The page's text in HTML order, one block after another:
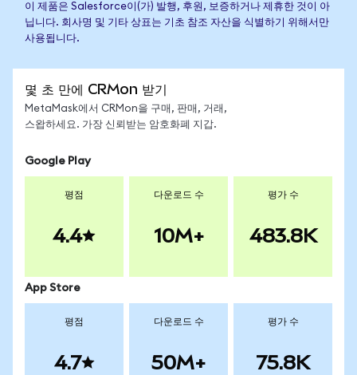
이 제품은 Salesforce이(가) 발행, 후원, 보증하거나 제휴한 것이 아
닙니다. 회사명 및 기타 상표는 기초 참조 자산을 식별하기 위해서만
사용됩니다.
몇 초 만에 CRMon 받기
MetaMask에서 CRMon을 구매, 판매, 거래,
스왑하세요. 가장 신뢰받는 암호화폐 지갑.
Google Play
평점
4.4
다운로드 수
10M+
평가 수
483.8K
App Store
평점
4.7
다운로드 수
50M+
평가 수
75.8K